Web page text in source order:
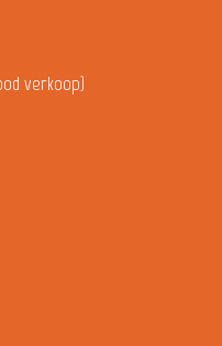
verkoop)